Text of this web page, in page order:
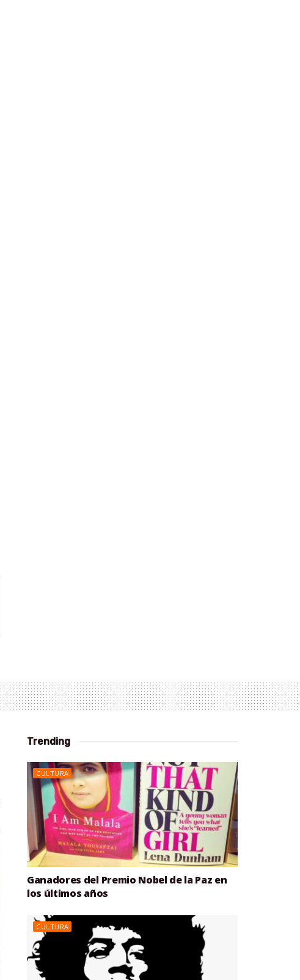
Trending
CULTURA
Ganadores del Premio Nobel de la Paz en
los últimos años
CULTURA